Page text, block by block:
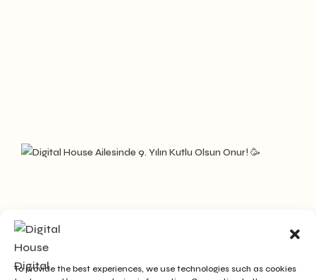
To provide the best experiences, we use technologies such as cookies